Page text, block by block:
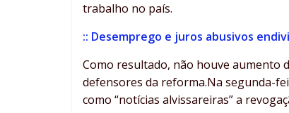
trabalho no país.
:: Desemprego e juros abusivos
Como resultado, não houve aumento
defensores da reforma.Na segunda-
como “notícias alvissareiras” a